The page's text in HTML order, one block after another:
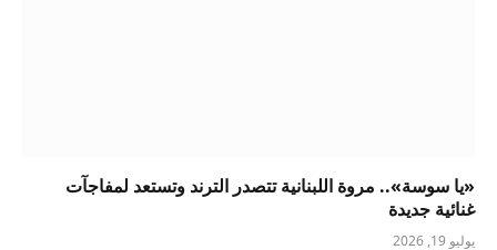
«يا سوسة».. مروة اللبنانية تتصدر الترند وتستعد لمفاجآت
غنائية جديدة
يوليو 19, 2026